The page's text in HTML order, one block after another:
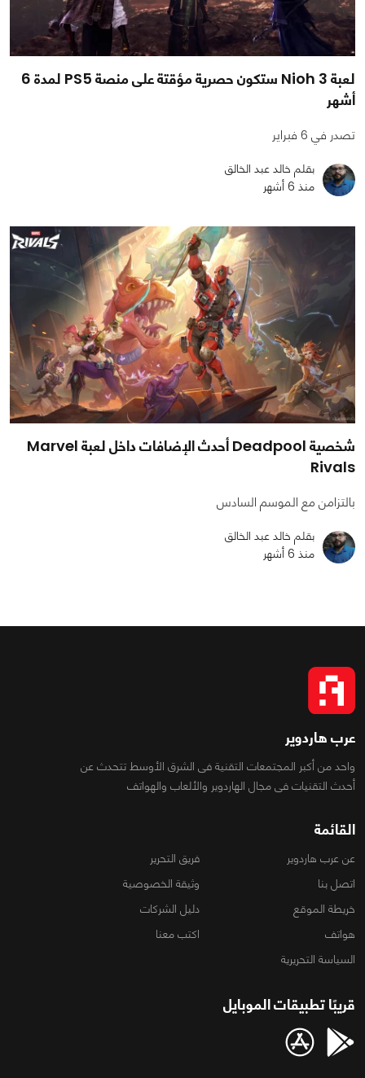
لعبة Nioh 3 ستكون حصرية مؤقتة على منصة PS5 لمدة 6
أشهر
تصدر في 6 فبراير
بقلم خالد عبد الخالق
منذ 6 أشهر
شخصية Deadpool أحدث الإضافات داخل لعبة Marvel
Rivals
بالتزامن مع الموسم السادس
بقلم خالد عبد الخالق
منذ 6 أشهر
عرب هاردوير
واحد من أكبر المجتمعات التقنية فى الشرق الأوسط تتحدث عن
أحدث التقنيات فى مجال الهاردوير والألعاب والهواتف
القائمة
عن عرب هاردوير
فريق التحرير
اتصل بنا
وثيقة الخصوصية
خريطة الموقع
دليل الشركات
هواتف
اكتب معنا
السياسة التحريرية
قريبًا تطبيقات الموبايل